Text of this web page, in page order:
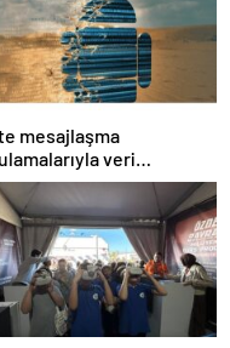
mesajlaşma
veri
Haber Şafak